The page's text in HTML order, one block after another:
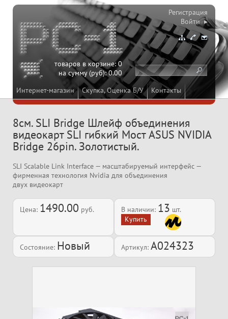
Интернет-магазин Скупка, Оценка Б/У Контакты
товаров в корзине:0
на сумму (руб):0.00
Регистрация
Войти ▸
8см. SLI Bridge Шлейф объединения
видеокарт SLI гибкий Мост ASUS NVIDIA
Bridge 26pin. Золотистый.
SLI Scalable Link Interface — масштабируемый интерфейс —
фирменная технология Nvidia для объединения
двух видеокарт
Цена: 1490.00 руб. В наличии: 13 шт.
Состояние: Новый Артикул: A024323